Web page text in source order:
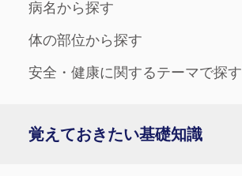
病名から探す
体の部位から探す
安全・健康に関するテーマで探す
覚えておきたい基礎知識